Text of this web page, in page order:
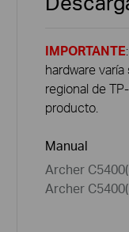
IMPORTANTE
hardware
regional de
producto.
Manual
Archer
Archer